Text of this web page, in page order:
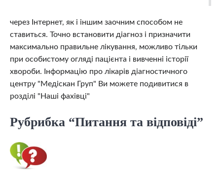
через Інтернет, як і іншим заочним способом не
ставиться. Точно встановити діагноз і призначити
максимально правильне лікування, можливо тільки
при особистому огляді пацієнта і вивченні історії
хвороби. Інформацію про лікарів діагностичного
центру "Медіскан Груп" Ви можете подивитися в
розділі "Наші фахівці"
Рубрибка “Питання та відповіді”